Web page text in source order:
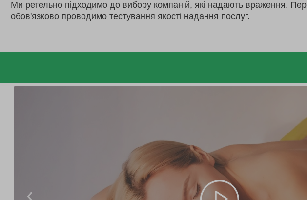
Ми ретельно підходимо до вибору компаній, які надають враження.
обов'язково проводимо тестування якості надання послуг.